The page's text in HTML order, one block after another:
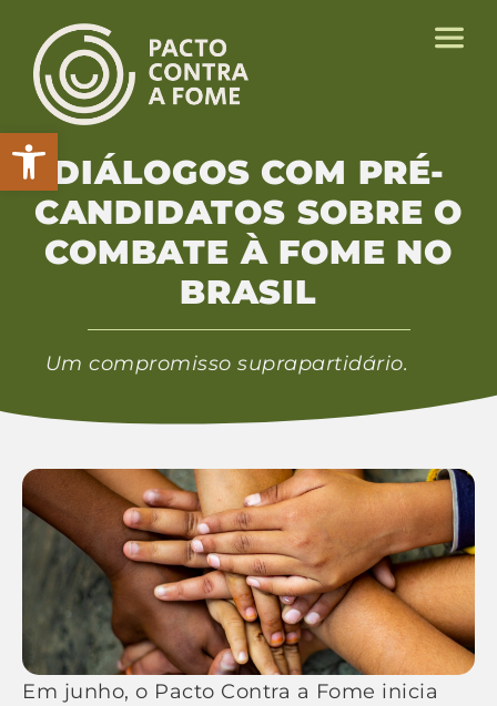
Abrir a barra de ferramentas
DIÁLOGOS COM PRÉ-
CANDIDATOS SOBRE O
COMBATE À FOME NO
BRASIL
Um compromisso suprapartidário.
Em junho, o Pacto Contra a Fome inicia